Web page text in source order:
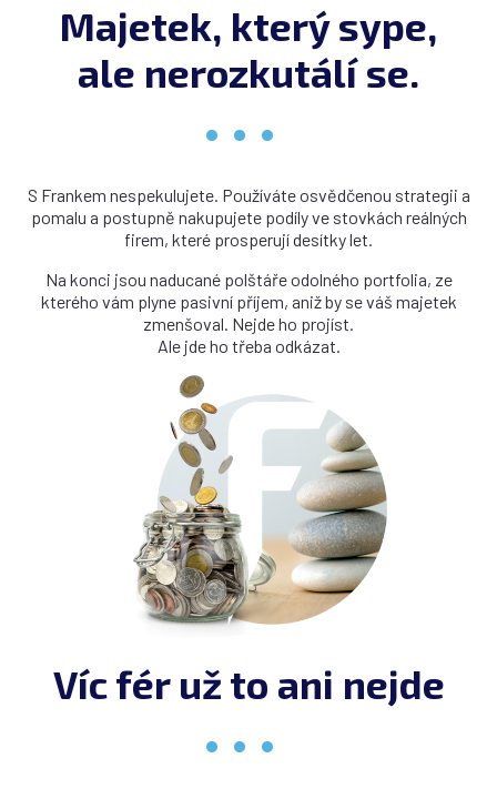
Majetek, který sype,
ale nerozkutálí se.
S Frankem nespekulujete. Používáte osvědčenou strategii a
pomalu a postupně nakupujete podíly ve stovkách reálných
firem, které prosperují desítky let.
Na konci jsou naducané polštáře odolného portfolia, ze
kterého vám plyne pasivní příjem, aniž by se váš majetek
zmenšoval. Nejde ho projíst.
Ale jde ho třeba odkázat.
Víc fér už to ani nejde